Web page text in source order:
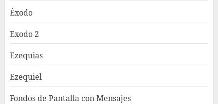
Éxodo
Exodo 2
Ezequias
Ezequiel
Fondos de Pantalla con Mensajes